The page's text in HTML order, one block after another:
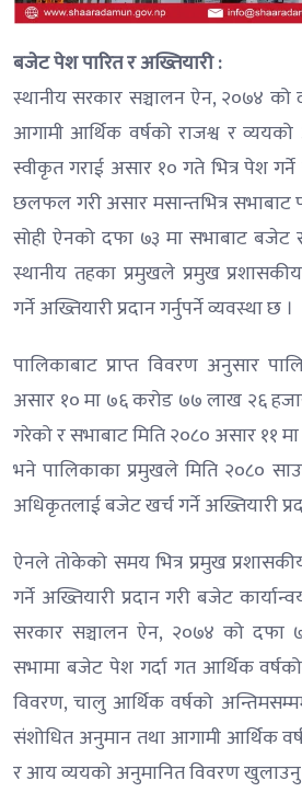
बजेट पेश पारित र अख्तियारी :
स्थानीय सरकार सञ्चालन ऐन, २०७४
आगामी आर्थिक वर्षको राजश्व र व्ययको
स्वीकृत गराई असार १० गते भित्र पेश
छलफल गरी असार मसान्तभित्र सभाबाट
सोही ऐनको दफा ७३ मा सभाबाट बजेट
स्थानीय तहका प्रमुखले प्रमुख
गर्ने अख्तियारी प्रदान गर्नुपर्ने व्यवस्था छ ।
पालिकाबाट प्राप्त विवरण अनुसार
असार १० मा ७६ करोड ७७ लाख २६
गरेको र सभाबाट मिति २०८० असार ११
भने पालिकाका प्रमुखले मिति २०८०
अधिकृतलाई बजेट खर्च गर्ने अख्तियारी
ऐनले तोकेको समय भित्र प्रमुख
गर्ने अख्तियारी प्रदान गरी बजेट
सरकार सञ्चालन ऐन, २०७४ को दफा
सभामा बजेट पेश गर्दा गत आर्थिक
विवरण, चालु आर्थिक वर्षको
संशोधित अनुमान तथा आगामी आर्थिक
र आय व्ययको अनुमानित विवरण खुलाउनु